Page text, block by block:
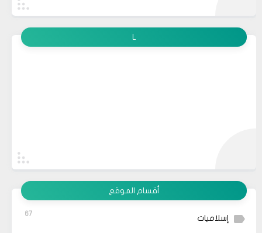
L
أقسام الموقع
إسلاميات 67